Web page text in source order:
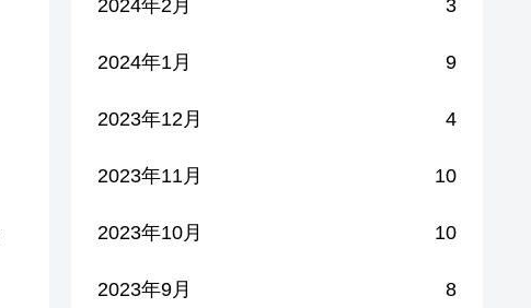
2024年2月 3
2024年1月 9
2023年12月 4
2023年11月 10
2023年10月 10
2023年9月 8